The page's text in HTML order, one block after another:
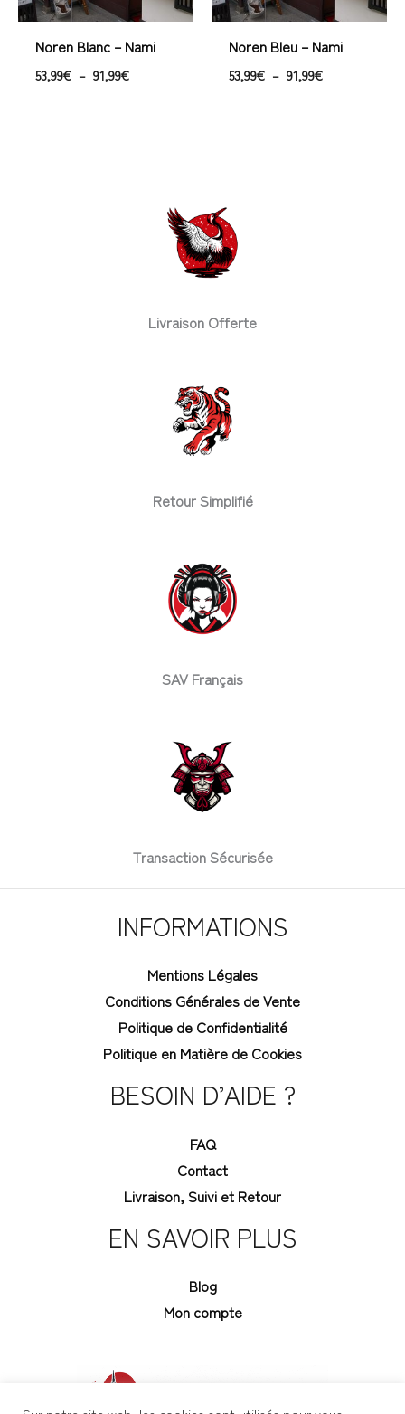
Noren Blanc – Nami
53,99€ – 91,99€
Noren Bleu – Nami
53,99€ – 91,99€
Livraison Offerte
Retour Simplifié
SAV Français
Transaction Sécurisée
INFORMATIONS
Mentions Légales
Conditions Générales de Vente
Politique de Confidentialité
Politique en Matière de Cookies
BESOIN D’AIDE ?
FAQ
Contact
Livraison, Suivi et Retour
EN SAVOIR PLUS
Blog
Mon compte